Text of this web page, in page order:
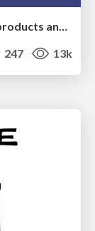
247 13k